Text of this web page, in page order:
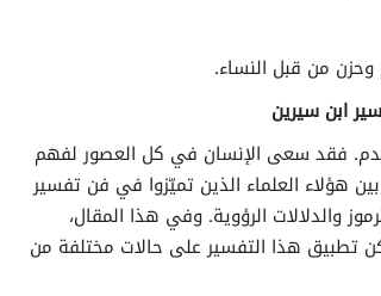
من قبل النساء.
ابن سيرين
فقد سعى الإنسان في كل العصور لفهم
هؤلاء العلماء الذين تميّزوا في فن تفسير
والدلالات الرؤوية. وفي هذا المقال،
تطبيق هذا التفسير على حالات مختلفة من